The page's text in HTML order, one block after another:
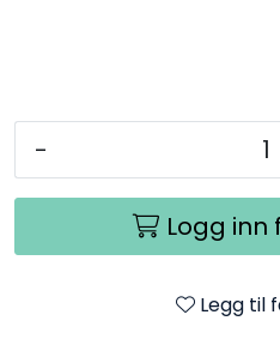
-
Logg inn
Legg til